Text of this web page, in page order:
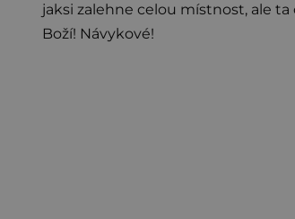
jaksi zalehne celou místnost, ale ta
Boží! Návykové!